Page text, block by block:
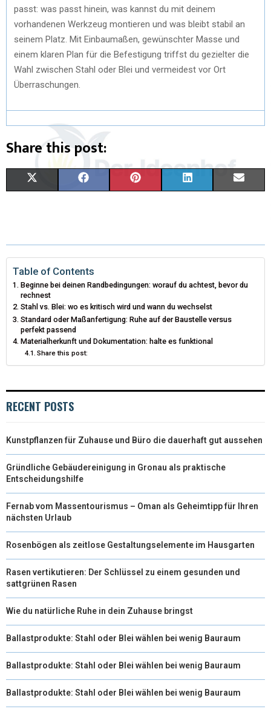
passt: was passt hinein, was kannst du mit deinem
vorhandenen Werkzeug montieren und was bleibt stabil an
seinem Platz. Mit Einbaumaßen, gewünschter Masse und
einem klaren Plan für die Befestigung triffst du gezielter die
Wahl zwischen Stahl oder Blei und vermeidest vor Ort
Überraschungen.
Share this post:
W
T
T
E
R
E
O
O
T
R
E
K
D
I
I
Table of Contents
Beginne bei deinen Randbedingungen: worauf du achtest, bevor du
rechnest
Stahl vs. Blei: wo es kritisch wird und wann du wechselst
Standard oder Maßanfertigung: Ruhe auf der Baustelle versus
perfekt passend
Materialherkunft und Dokumentation: halte es funktional
Share this post:
RECENT POSTS
Kunstpflanzen für Zuhause und Büro die dauerhaft gut aussehen
Gründliche Gebäudereinigung in Gronau als praktische
Entscheidungshilfe
Fernab vom Massentourismus – Oman als Geheimtipp für Ihren
nächsten Urlaub
Rosenbögen als zeitlose Gestaltungselemente im Hausgarten
Rasen vertikutieren: Der Schlüssel zu einem gesunden und
sattgrünen Rasen
Wie du natürliche Ruhe in dein Zuhause bringst
Ballastprodukte: Stahl oder Blei wählen bei wenig Bauraum
Ballastprodukte: Stahl oder Blei wählen bei wenig Bauraum
Ballastprodukte: Stahl oder Blei wählen bei wenig Bauraum